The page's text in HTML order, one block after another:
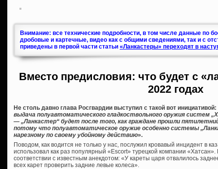
Внимание: все технические подробности, в том числе данные по
дробовые и картечные, видео как с общими сведениями, так и с
приведены в первой части статьи «Ланкастеры» переходят в
Вместо предисловия: что будет с
2022 годах
Не столь давно глава Росгвардии выступил с такой вот инициативой:
выдача полуавтоматического гладкоствольного оружия систем
— „Ланкастер“ будет после того, как граждане прошли
потому что полуавтоматическое оружие особенно системы
нарезному по своему убойному действию».
Поводом, как водится не только у нас, послужил кровавый инцидент в
использовал как раз популярный «Escort» турецкой компании «Хатсан».
соответствии с известным анекдотом: «У кареты царя отвалилось
всех карет проверить задние левые колеса».